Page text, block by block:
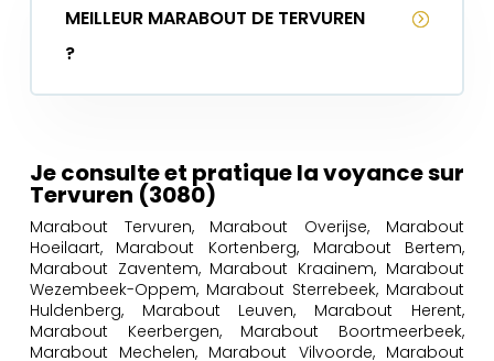
MEILLEUR MARABOUT DE TERVUREN
?
Je consulte et pratique la voyance sur
Tervuren (3080)
Marabout Tervuren, Marabout Overijse, Marabout
Hoeilaart, Marabout Kortenberg, Marabout Bertem,
Marabout Zaventem, Marabout Kraainem, Marabout
Wezembeek-Oppem, Marabout Sterrebeek, Marabout
Huldenberg, Marabout Leuven, Marabout Herent,
Marabout Keerbergen, Marabout Boortmeerbeek,
Marabout Mechelen, Marabout Vilvoorde, Marabout